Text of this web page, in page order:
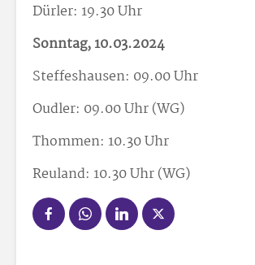
Dürler: 19.30 Uhr
Sonntag, 10.03.2024
Steffeshausen: 09.00 Uhr
Oudler: 09.00 Uhr (WG)
Thommen: 10.30 Uhr
Reuland: 10.30 Uhr (WG)